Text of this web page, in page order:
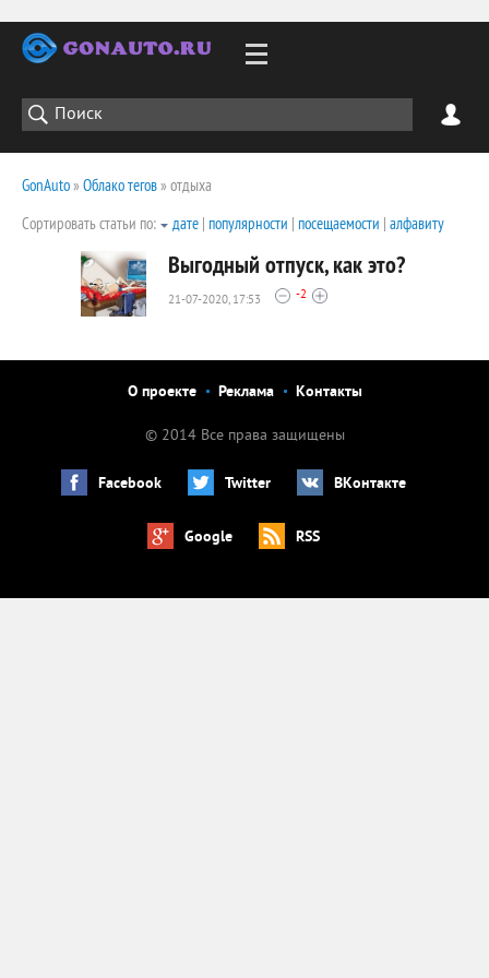
GonAuto» Облако тегов» отдыха
Сортировать статьи по:
дате | популярности | посещаемости | алфавиту
Выгодный отпуск, как это?
21-07-2020, 17:53 -2
О проекте Реклама Контакты
© 2014 Все права защищены
Facebook Twitter ВКонтакте
Google RSS